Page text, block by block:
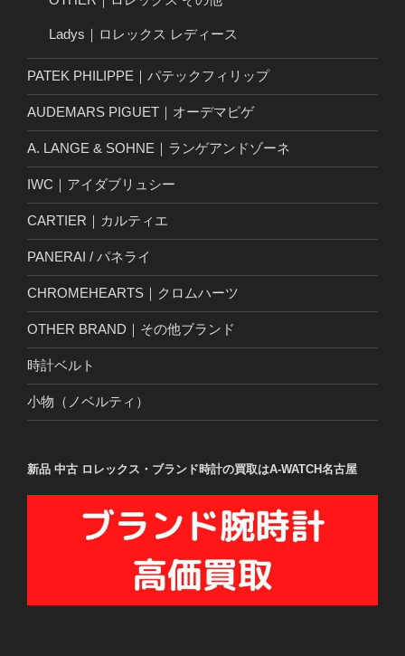
Ladys｜ロレックス レディース
PATEK PHILIPPE｜パテックフィリップ
AUDEMARS PIGUET｜オーデマピゲ
A. LANGE & SOHNE｜ランゲアンドゾーネ
IWC｜アイダブリュシー
CARTIER｜カルティエ
PANERAI / パネライ
CHROMEHEARTS｜クロムハーツ
OTHER BRAND｜その他ブランド
時計ベルト
小物（ノベルティ）
新品 中古 ロレックス・ブランド時計の買取はA-WATCH名古屋